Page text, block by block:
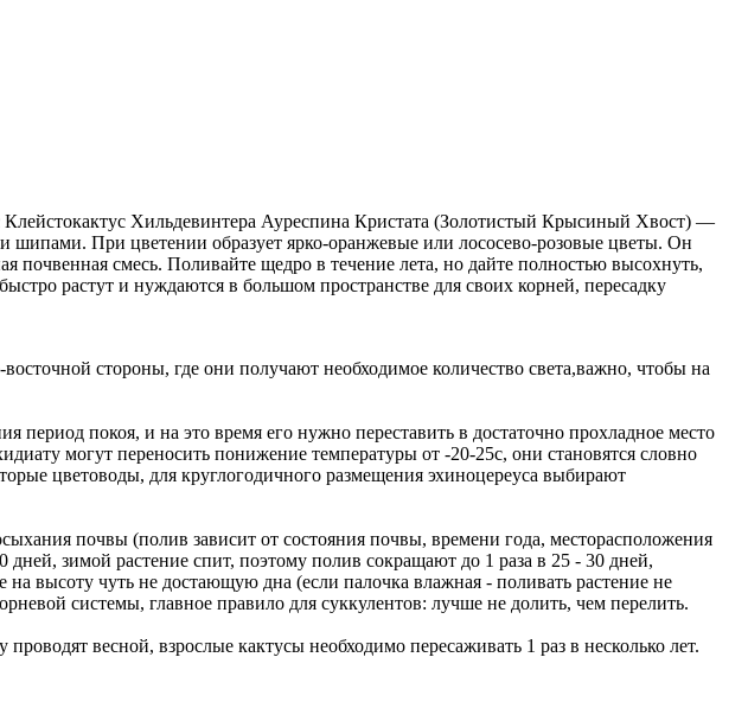
Клейстокактус Хильдевинтера Ауреспина Кристата (Золотистый Крысиный Хвост) —
шипами. При цветении образует ярко-оранжевые или лососево-розовые цветы. Он
почвенная смесь. Поливайте щедро в течение лета, но дайте полностью высохнуть,
растут и нуждаются в большом пространстве для своих корней, пересадку
стороны, где они получают необходимое количество света,важно, чтобы на
период покоя, и на это время его нужно переставить в достаточно прохладное место
могут переносить понижение температуры от -20-25c, они становятся словно
цветоводы, для круглогодичного размещения эхиноцереуса выбирают
почвы (полив зависит от состояния почвы, времени года, месторасположения
зимой растение спит, поэтому полив сокращают до 1 раза в 25 - 30 дней,
высоту чуть не достающую дна (если палочка влажная - поливать растение не
системы, главное правило для суккулентов: лучше не долить, чем перелить.
весной, взрослые кактусы необходимо пересаживать 1 раз в несколько лет.